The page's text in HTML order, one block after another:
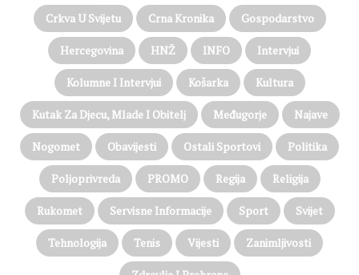
Crkva U Svijetu Crna Kronika Gospodarstvo
Hercegovina HNŽ INFO Intervjui
Kolumne I Intervjui Košarka Kultura
Kutak Za Djecu, Mlade I Obitelj Međugorje Najave
Nogomet Obavijesti Ostali Sportovi Politika
Poljoprivreda PROMO Regija Religija
Rukomet Servisne Informacije Sport Svijet
Tehnologija Tenis Vijesti Zanimljivosti